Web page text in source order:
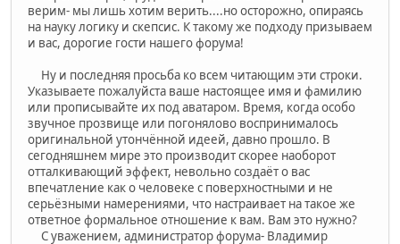
верим- мы лишь хотим верить....но осторожно, опираясь
на науку логику и скепсис. К такому же подходу призываем
и вас, дорогие гости нашего форума!
Ну и последняя просьба ко всем читающим эти строки.
Указываете пожалуйста ваше настоящее имя и фамилию
или прописывайте их под аватаром. Время, когда особо
звучное прозвище или погонялово воспринималось
оригинальной утончённой идеей, давно прошло. В
сегодняшнем мире это производит скорее наоборот
отталкивающий эффект, невольно создаёт о вас
впечатление как о человеке с поверхностными и не
серьёзными намерениями, что настраивает на такое же
ответное формальное отношение к вам. Вам это нужно?
С уважением, администратор форума- Владимир